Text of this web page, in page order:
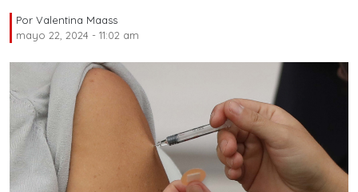
Por Valentina Maass
mayo 22, 2024 - 11:02 am